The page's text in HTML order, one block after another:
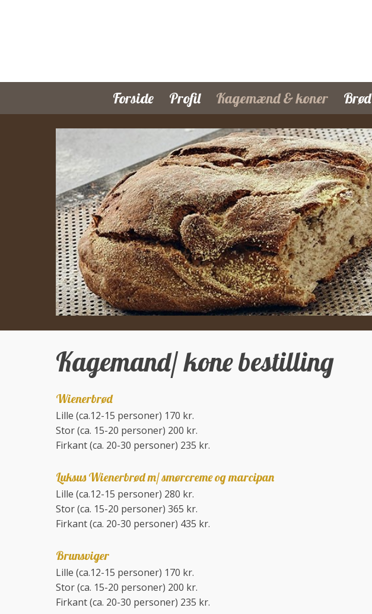
Forside Profil Kagemænd & koner Brød
Kagemand/ kone bestilling​
Wienerbrød
​Lille (ca.12-15 personer) 170 kr.
Stor (ca. 15-20 personer) 200 kr.
Firkant (ca. 20-30 personer) 235 kr.
Luksus Wienerbrød m/ smørcreme og marcipan
​Lille (ca.12-15 personer) 280 kr.
Stor (ca. 15-20 personer) 365 kr.
Firkant (ca. 20-30 personer) 435 kr.
​Brunsviger
​Lille (ca.12-15 personer) 170 kr.
Stor (ca. 15-20 personer) 200 kr.
Firkant (ca. 20-30 personer) 235 kr.